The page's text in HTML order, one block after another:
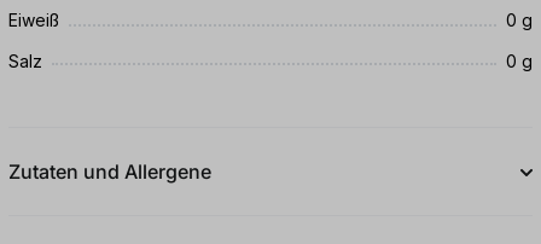
Eiweiß
0 g
Salz
0 g
Zutaten und Allergene